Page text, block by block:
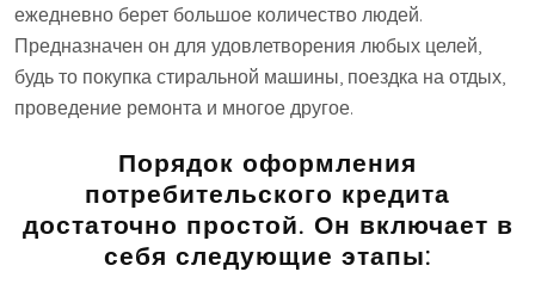
ежедневно берет большое количество людей.
Предназначен он для удовлетворения любых целей,
будь то покупка стиральной машины, поездка на отдых,
проведение ремонта и многое другое.
Порядок оформления
потребительского кредита
достаточно простой. Он включает в
себя следующие этапы: